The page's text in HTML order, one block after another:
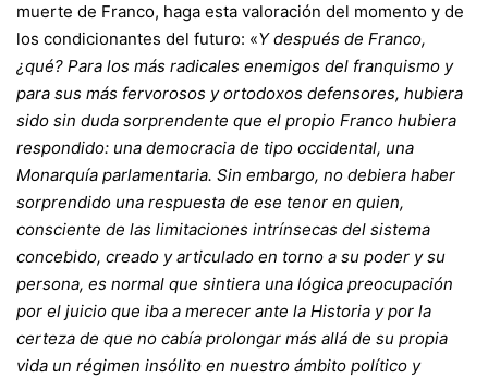
muerte de Franco, haga esta valoración del momento y de
los condicionantes del futuro: «Y después de Franco,
¿qué? Para los más radicales enemigos del franquismo y
para sus más fervorosos y ortodoxos defensores, hubiera
sido sin duda sorprendente que el propio Franco hubiera
respondido: una democracia de tipo occidental, una
Monarquía parlamentaria. Sin embargo, no debiera haber
sorprendido una respuesta de ese tenor en quien,
consciente de las limitaciones intrínsecas del sistema
concebido, creado y articulado en torno a su poder y su
persona, es normal que sintiera una lógica preocupación
por el juicio que iba a merecer ante la Historia y por la
certeza de que no cabía prolongar más allá de su propia
vida un régimen insólito en nuestro ámbito político y